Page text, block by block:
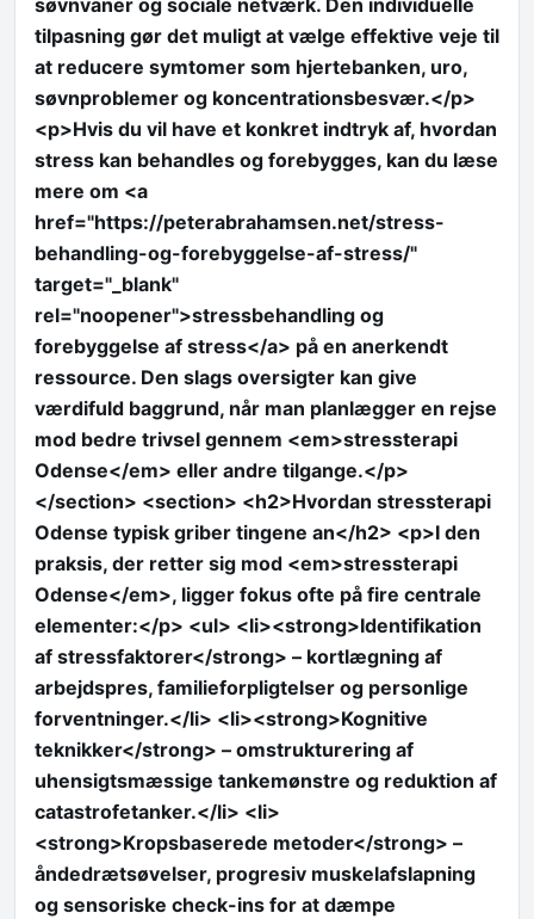
søvnvaner og sociale netværk. Den individuelle
tilpasning gør det muligt at vælge effektive veje til
at reducere symtomer som hjertebanken, uro,
søvnproblemer og koncentrationsbesvær.</p>
<p>Hvis du vil have et konkret indtryk af, hvordan
stress kan behandles og forebygges, kan du læse
mere om <a
href="https://peterabrahamsen.net/stress-
behandling-og-forebyggelse-af-stress/"
target="_blank"
rel="noopener">stressbehandling og
forebyggelse af stress</a> på en anerkendt
ressource. Den slags oversigter kan give
værdifuld baggrund, når man planlægger en rejse
mod bedre trivsel gennem <em>stressterapi
Odense</em> eller andre tilgange.</p>
</section> <section> <h2>Hvordan stressterapi
Odense typisk griber tingene an</h2> <p>I den
praksis, der retter sig mod <em>stressterapi
Odense</em>, ligger fokus ofte på fire centrale
elementer:</p> <ul> <li><strong>Identifikation
af stressfaktorer</strong> – kortlægning af
arbejdspres, familieforpligtelser og personlige
forventninger.</li> <li><strong>Kognitive
teknikker</strong> – omstrukturering af
uhensigtsmæssige tankemønstre og reduktion af
catastrofetanker.</li> <li>
<strong>Kropsbaserede metoder</strong> –
åndedrætsøvelser, progresiv muskelafslapning
og sensoriske check-ins for at dæmpe